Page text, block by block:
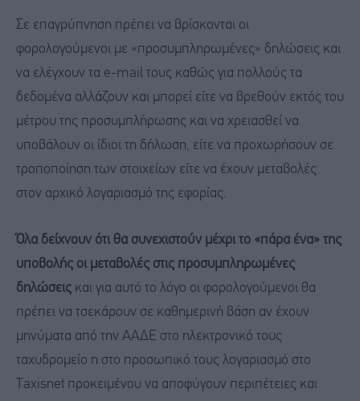
Σε επαγρύπνηση πρέπει να βρίσκονται οι
φορολογούμενοι με «προσυμπληρωμένες» δηλώσεις και
να ελέγχουν τα e-mail τους καθώς για πολλούς τα
δεδομένα αλλάζουν και μπορεί είτε να βρεθούν εκτός του
μέτρου της προσυμπλήρωσης και να χρειασθεί να
υποβάλουν οι ίδιοι τη δήλωση, είτε να προχωρήσουν σε
τροποποίηση των στοιχείων είτε να έχουν μεταβολές
στον αρχικό λογαριασμό της εφορίας.
Όλα δείχνουν ότι θα συνεχιστούν μέχρι το «πάρα ένα» της
υποβολής οι μεταβολές στις προσυμπληρωμένες
δηλώσεις και για αυτό το λόγο οι φορολογούμενοι θα
πρέπει να τσεκάρουν σε καθημερινή βάση αν έχουν
μηνύματα από την ΑΑΔΕ στο ηλεκτρονικό τους
ταχυδρομείο η στο προσωπικό τους λογαριασμό στο
Taxisnet προκειμένου να αποφύγουν περιπέτειες και